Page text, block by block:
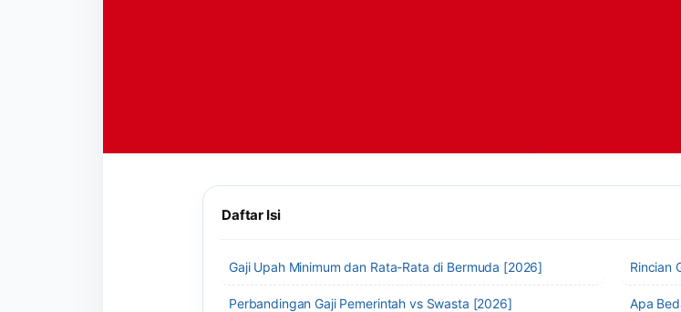
Daftar Isi
Gaji Upah Minimum dan Rata-Rata di Bermuda [2026] Rincian
Perbandingan Gaji Pemerintah vs Swasta [2026] Apa